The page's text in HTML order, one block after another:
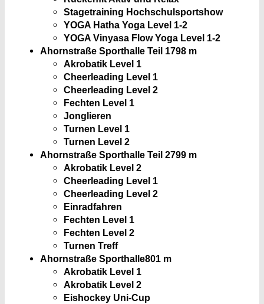
Stagetraining Hochschulsportshow
YOGA Hatha Yoga Level 1-2
YOGA Vinyasa Flow Yoga Level 1-2
Ahornstraße Sporthalle Teil 1798 m
Akrobatik Level 1
Cheerleading Level 1
Cheerleading Level 2
Fechten Level 1
Jonglieren
Turnen Level 1
Turnen Level 2
Ahornstraße Sporthalle Teil 2799 m
Akrobatik Level 2
Cheerleading Level 1
Cheerleading Level 2
Einradfahren
Fechten Level 1
Fechten Level 2
Turnen Treff
Ahornstraße Sporthalle801 m
Akrobatik Level 1
Akrobatik Level 2
Eishockey Uni-Cup